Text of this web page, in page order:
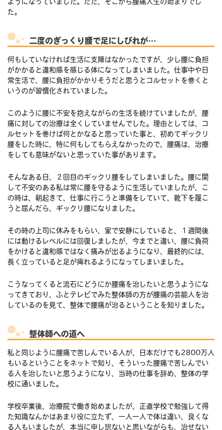
ようになっていました。ただ、そこから腰痛人生の始まりでし
た。
二度のぎっくり腰で足にしびれが…
何もしていなければ生活に支障はなかったですが、少し腰に負担
がかかると違和感を感じる体になってしまいました。仕事中や日
常生活で、腰に負担がかかりそうだと思うとコルセットを巻くと
いうのが習慣化されていました。
このように腰に不安を抱えながらの生活を続けていましたが、腰
痛に対しての治療は全くしていませんでした。理由としては、コ
ルセットを巻けば何とかなると思っていた事と、初めてギックリ
腰をした時に、特に何もしてもらえなかったので、腰痛は、治療
をしても意味がないと思っていた事があります。
そんなある日、２回目のギックリ腰をしてしまいました。腰に関
して不安のある私は常に腰を守るように生活していましたが、こ
の時は、朝起きて、仕事に行こうと準備をしていて、靴下を履こ
うと屈んだら、ギックリ腰になりました。
その時の上司に休みをもらい、家で安静にしていると、１週間後
には動けるレベルには回復しましたが、今までと違い、腰に負荷
をかけると違和感ではなく痛みが出るようになり、最終的には、
長く立っていると足が痺れるようになってしまいました。
こうなってくると流石にどうにか腰痛を治したいと思うようにな
ってきており、ふとテレビでみた整体師の方が腰痛の芸能人を治
しているのを見て、整体で腰痛が治るということを知りました。
整体師への道へ
私と同じように腰痛で苦しんでいる人が、日本だけでも2800万人
もいるということをネットで知り、そういった腰痛で苦しんでい
る人を治したいと思うようになり、当時の仕事を辞め、整体の学
校に通いました。
学校卒業後、治療院で働き始めましたが、正直学校で勉強して得
た知識なんかはあまり役に立たず、一人一人で体は違い、良くな
る人もいましたが、本当に申し訳ないと思いながらも、治せない